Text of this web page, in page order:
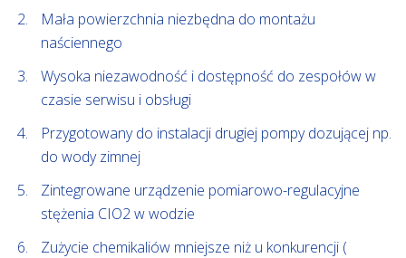
Mała powierzchnia niezbędna do montażu
naściennego
Wysoka niezawodność i dostępność do zespołów w
czasie serwisu i obsługi
Przygotowany do instalacji drugiej pompy dozującej np.
do wody zimnej
Zintegrowane urządzenie pomiarowo-regulacyjne
stężenia CIO2 w wodzie
Zużycie chemikaliów mniejsze niż u konkurencji (